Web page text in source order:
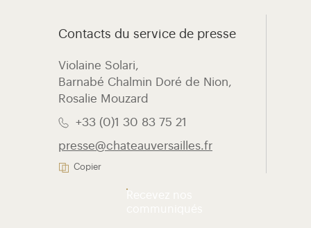
Contacts du service de presse
Violaine Solari, ​
Barnabé Chalmin Doré de Nion,
Rosalie Mouzard
+33 (0)1 30 83 75 21
presse@chateauversailles.fr
Copier